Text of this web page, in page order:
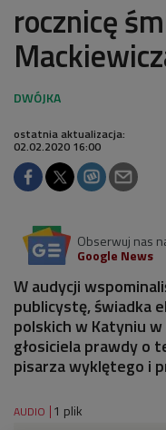
rocznicę
ostatnia aktualizacja:
02.02.2020 16:00
Obserwuj nas
Google News
W audycji
publicystę, świadka
polskich w Katyniu
głosiciela prawdy o
pisarza wyklętego i
AUDIO 1 plik